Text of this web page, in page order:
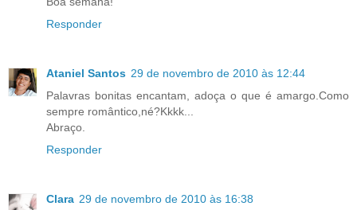
Responder
Ataniel Santos 29 de novembro de 2010 às 12:44
Palavras bonitas encantam, adoça o que é amargo.Como
sempre romântico,né?Kkkk...
Abraço.
Responder
Clara 29 de novembro de 2010 às 16:38